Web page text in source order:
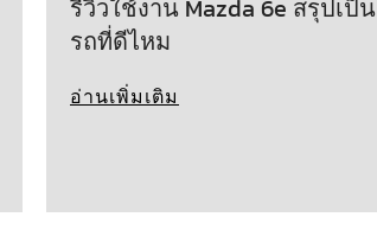
รีวิวใช้งาน Mazda 6e สรุปเป็น
รถที่ดีไหม
อ่านเพิ่มเติม